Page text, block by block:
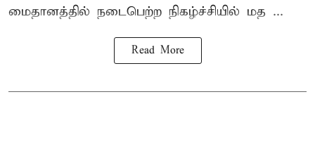
மைதானத்தில் நடைபெற்ற நிகழ்ச்சியில் மத ...
Read More